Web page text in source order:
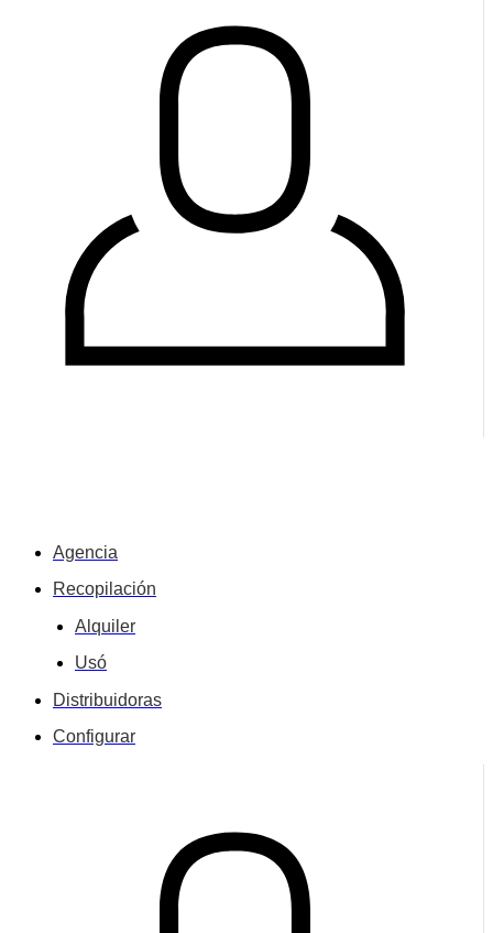
Agencia
Recopilación
Alquiler
Usó
Distribuidoras
Configurar